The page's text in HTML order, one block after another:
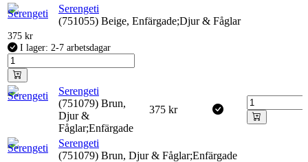
Serengeti
(751055) Beige, Enfärgade;Djur & Fåglar
375 kr
I lager: 2-7 arbetsdagar
Serengeti
(751079) Brun,
Djur &
Fåglar;Enfärgade
375 kr
Serengeti
(751079) Brun, Djur & Fåglar;Enfärgade